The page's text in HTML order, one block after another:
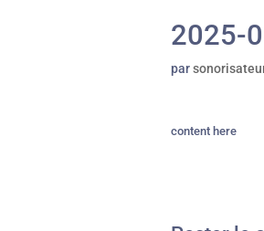
2025-
par
content here